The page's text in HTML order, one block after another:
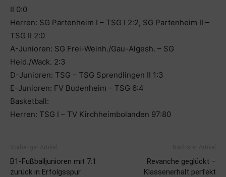
II 0:0
Herren: SG Partenheim I – TSG I 2:2, SG Partenheim II –
TSG II 2:0
A-Junioren: SG Frei-Weinh./Gau-Algesh. – SG
Heid./Wack. 2:3
D-Junioren: TSG – TSG Sprendlingen II 1:3
E-Junioren: FV Budenheim – TSG 6:4
Basketball:
Herren: TSG I – TV Kirchheimbolanden 97:80
B1-Fußballjunioren mit 7:1
zurück in Erfolgsspur
Revanche geglückt –
Klassenerhalt perfekt